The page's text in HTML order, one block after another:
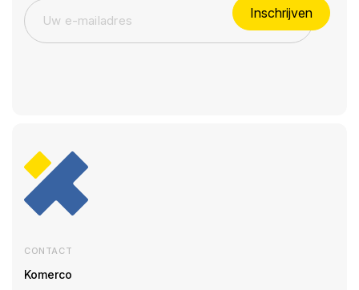
Inschrijven
CONTACT
Komerco